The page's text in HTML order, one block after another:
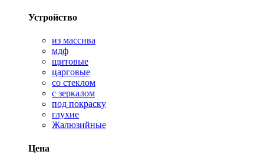
Устройство
из массива
мдф
щитовые
царговые
со стеклом
с зеркалом
под покраску
глухие
Жалюзийные
Цена